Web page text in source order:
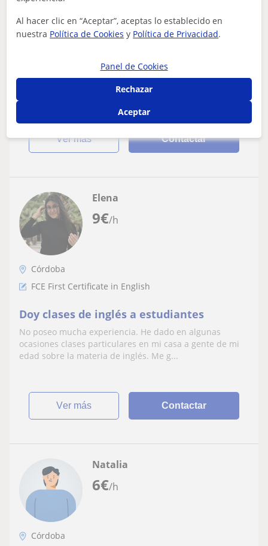
FCE First Certificate in English
Eperiencia con idiomas, biología, química
bachillerato tengo conocimientos sobre
ciencias
Eperiencia con idiomas, biología, química y con
asignaturas de eso, a nivel de bachillerato tengo
conocimientos sobre ciencias.
ver más Contactar
9€/h
Elena
Córdoba
FCE First Certificate in English
Doy clases de inglés a estudiantes
No poseo mucha experiencia. He dado en algunas
ocasiones clases particulares en mi casa a gente de mi
edad sobre la materia de inglés. Me g...
ver más Contactar
6€/h
Natalia
Córdoba
Al hacer clic en “Aceptar”, aceptas lo establecido en
nuestra Política de Cookies y Política de Privacidad.
Panel de Cookies
Rechazar
Aceptar